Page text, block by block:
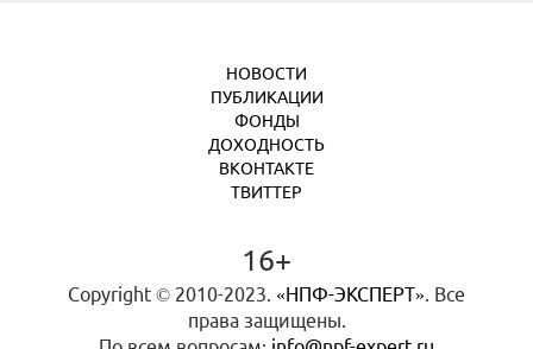
НОВОСТИ
ПУБЛИКАЦИИ
ФОНДЫ
ДОХОДНОСТЬ
ВКОНТАКТЕ
ТВИТТЕР
16+
Copyright © 2010-2023. «НПФ-ЭКСПЕРТ». Все
права защищены.